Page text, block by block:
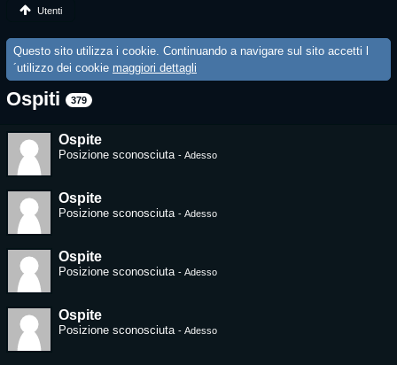
Utenti
Questo sito utilizza i cookie. Continuando a navigare sul sito accetti l
´utilizzo dei cookie maggiori dettagli
Ospiti 379
Ospite
Posizione sconosciuta - Adesso
Ospite
Posizione sconosciuta - Adesso
Ospite
Posizione sconosciuta - Adesso
Ospite
Posizione sconosciuta - Adesso